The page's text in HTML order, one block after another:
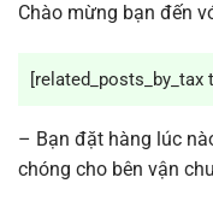
Chào mừng bạn đến
[related_posts_by_tax
– Bạn đặt hàng lúc
chóng cho bên vận